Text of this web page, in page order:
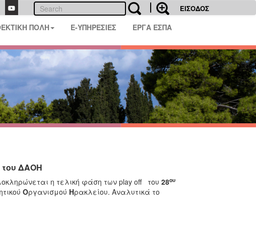
ΕΙΣΟΔΟΣ
ΠΟΛΗ E-ΥΠΗΡΕΣΙΕΣ ΕΡΓΑ ΕΣΠΑ
του ΔΑΟΗ
η τελική φάση των play off του 28ου
Οργανισμού Ηρακλείου. Αναλυτικά το